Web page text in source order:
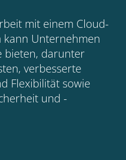
mit einem Cloud-
kann Unternehmen
bieten, darunter
verbesserte
Flexibilität sowie
und -